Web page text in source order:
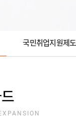
국민취업지원제도